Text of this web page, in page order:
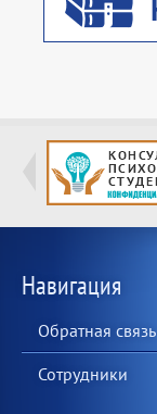
Навигация
Обратная связь
Сотрудники